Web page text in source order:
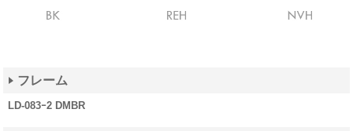
フレーム
LD-083ｰ2 DMBR